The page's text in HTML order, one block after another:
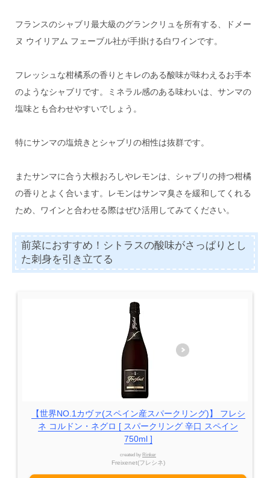
フランスのシャブリ最大級のグランクリュを所有する、ドメー
ヌ ウイリアム フェーブル社が手掛ける白ワインです。
フレッシュな柑橘系の香りとキレのある酸味が味わえるお手本
のようなシャブリです。ミネラル感のある味わいは、サンマの
塩味とも合わせやすいでしょう。
特にサンマの塩焼きとシャブリの相性は抜群です。
またサンマに合う大根おろしやレモンは、シャブリの持つ柑橘
の香りとよく合います。レモンはサンマ臭さを緩和してくれる
ため、ワインと合わせる際はぜひ活用してみてください。
前菜におすすめ！シトラスの酸味がさっぱりとし
た刺身を引き立てる
【世界NO.1カヴァ(スペイン産スパークリング)】 フレシ
ネ コルドン・ネグロ [ スパークリング 辛口 スペイン
750ml ]
created by Rinker
Freixenet(フレシネ)